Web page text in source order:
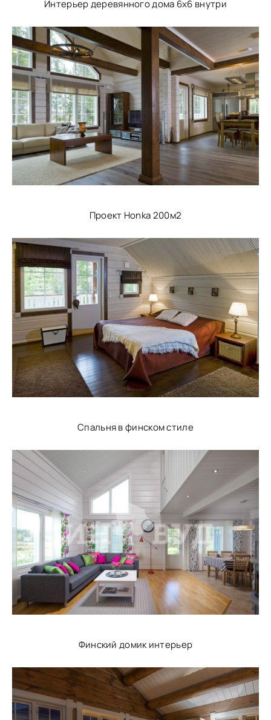
Интерьер деревянного дома 6х6 внутри
Проект Honka 200м2
Спальня в финском стиле
Финский домик интерьер